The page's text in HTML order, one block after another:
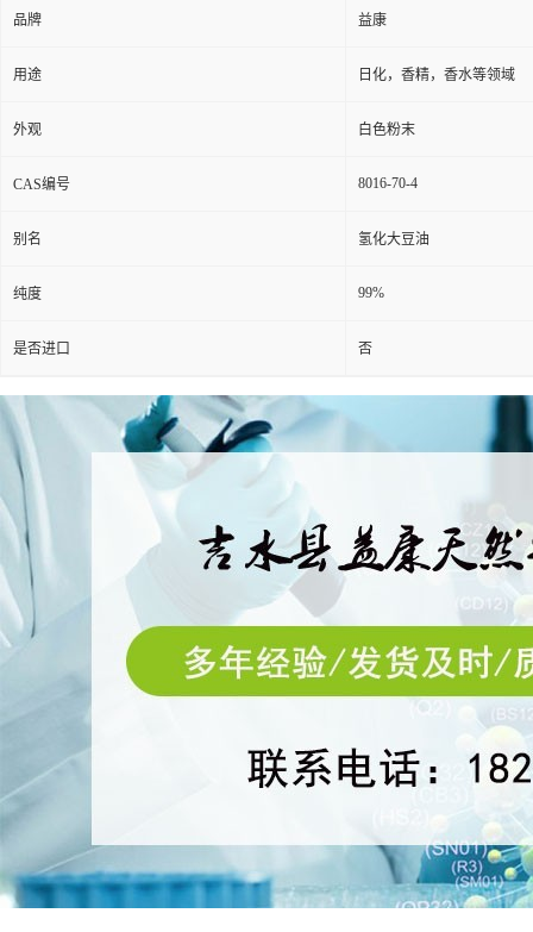
品牌 益康
用途 日化，香精，香水等领域
外观 白色粉末
CAS编号 8016-70-4
别名 氢化大豆油
纯度 99%
是否进口 否